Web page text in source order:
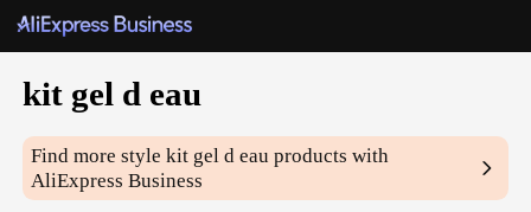
kit gel d eau
Find more stylekit gel d eau products with
AliExpress Business